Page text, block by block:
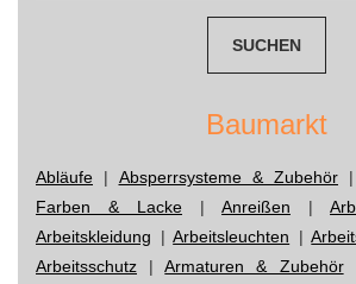
Baumarkt
Abläufe | Absperrsysteme & Zubehör |
Farben & Lacke | Anreißen |
Arbeitskleidung |Arbeitsleuchten |
Arbeitsschutz |Armaturen & Zubehör